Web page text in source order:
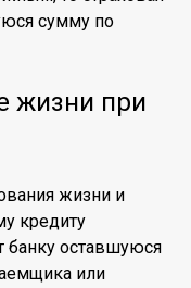
сумму по
жизни при
жизни и
кредиту
банку оставшуюся
или